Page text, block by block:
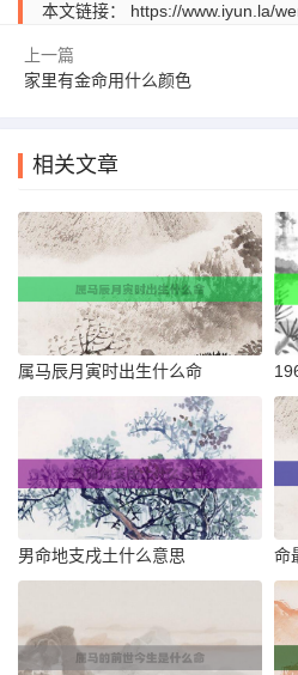
本文链接： https://www.iyun.la/
上一篇
家里有金命用什么颜色
相关文章
属马辰月寅时出生什么命
男命地支戌土什么意思 命